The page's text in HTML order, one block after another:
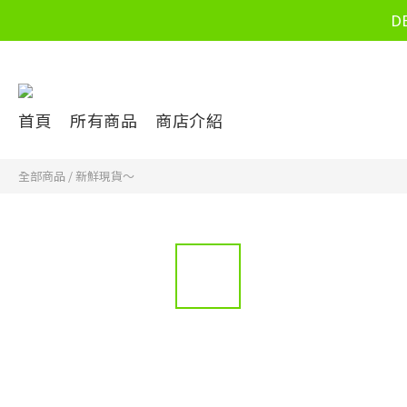
首頁 所有商品 商店介紹
全部商品 /新鮮現貨～